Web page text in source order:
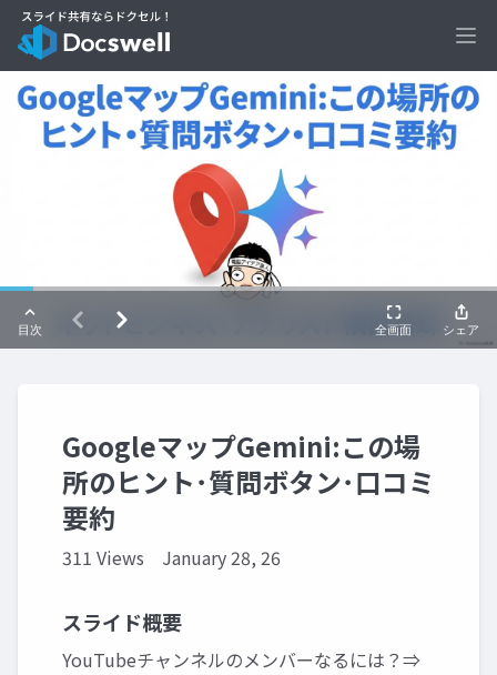
GoogleマップGemini:この場
所のヒント･質問ボタン･口コミ
要約
311 Views January 28, 26
スライド概要
YouTubeチャンネルのメンバーなるには？⇒